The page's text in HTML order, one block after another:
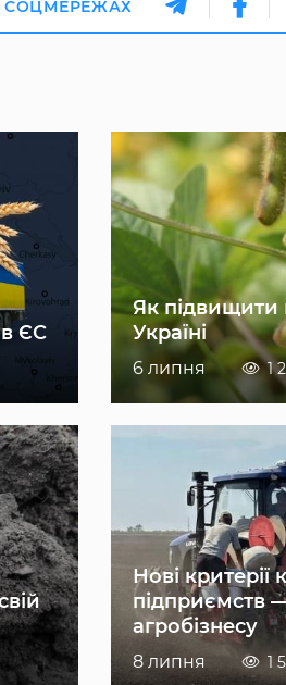
СОЦМЕРЕЖАХ
ЄС
Як підвищити
Україні
6 липня 1
Нові критерії
підприємств
агробізнесу
8 липня 1